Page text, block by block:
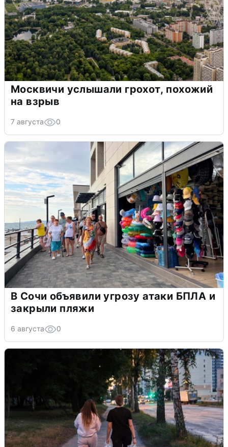
Москвичи услышали грохот, похожий
на взрыв
7 августа 0
В Сочи объявили угрозу атаки БПЛА и
закрыли пляжи
6 августа 0